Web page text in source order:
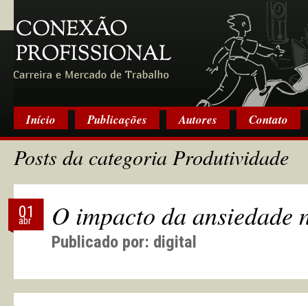
Início Publicações Autores Contato
Posts da categoria Produtividade
O impacto da ansiedade
Publicado por: digital
01
abr